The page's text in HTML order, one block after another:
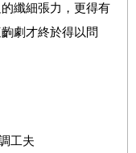
纖細張力，更得有
劇才終於得以問
工夫